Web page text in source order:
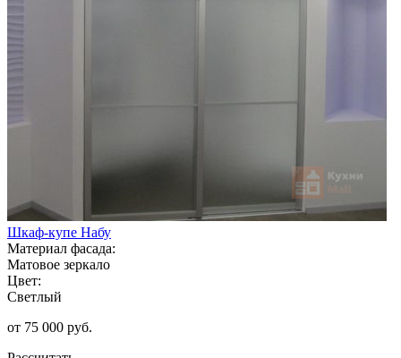
Шкаф-купе Набу
Материал фасада:
Матовое зеркало
Цвет:
Светлый
от 75 000 руб.